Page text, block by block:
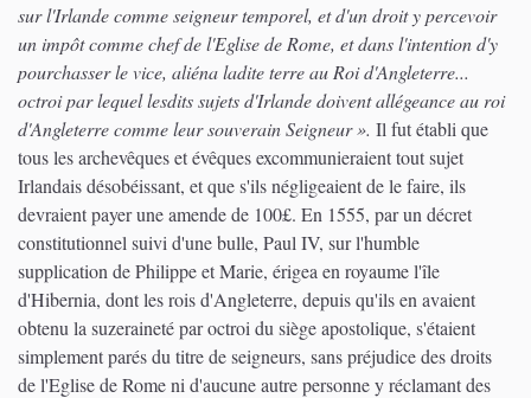
sur l'Irlande comme seigneur temporel, et d'un droit y percevoir
un impôt comme chef de l'Eglise de Rome, et dans l'intention d'y
pourchasser le vice, aliéna ladite terre au Roi d'Angleterre...
octroi par lequel lesdits sujets d'Irlande doivent allégeance au roi
d'Angleterre comme leur souverain Seigneur ». Il fut établi que
tous les archevêques et évêques excommunieraient tout sujet
Irlandais désobéissant, et que s'ils négligeaient de le faire, ils
devraient payer une amende de 100£. En 1555, par un décret
constitutionnel suivi d'une bulle, Paul IV, sur l'humble
supplication de Philippe et Marie, érigea en royaume l'île
d'Hibernia, dont les rois d'Angleterre, depuis qu'ils en avaient
obtenu la suzeraineté par octroi du siège apostolique, s'étaient
simplement parés du titre de seigneurs, sans préjudice des droits
de l'Eglise de Rome ni d'aucune autre personne y réclamant des